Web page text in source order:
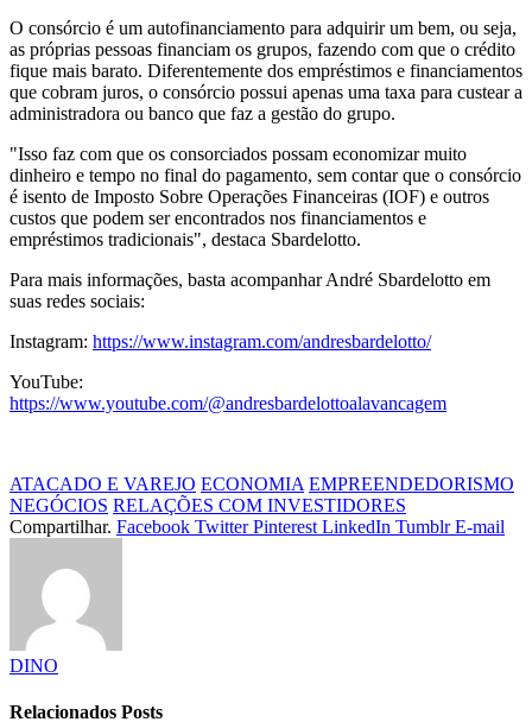
O consórcio é um autofinanciamento para adquirir um bem, ou seja,
as próprias pessoas financiam os grupos, fazendo com que o crédito
fique mais barato. Diferentemente dos empréstimos e financiamentos
que cobram juros, o consórcio possui apenas uma taxa para custear a
administradora ou banco que faz a gestão do grupo.
"Isso faz com que os consorciados possam economizar muito
dinheiro e tempo no final do pagamento, sem contar que o consórcio
é isento de Imposto Sobre Operações Financeiras (IOF) e outros
custos que podem ser encontrados nos financiamentos e
empréstimos tradicionais", destaca Sbardelotto.
Para mais informações, basta acompanhar André Sbardelotto em
suas redes sociais:
Instagram: https://www.instagram.com/andresbardelotto/
YouTube:
https://www.youtube.com/@andresbardelottoalavancagem
ATACADO E VAREJO ECONOMIA EMPREENDEDORISMO
NEGÓCIOS RELAÇÕES COM INVESTIDORES
Compartilhar. Facebook Twitter Pinterest LinkedIn Tumblr E-mail
DINO
Relacionados Posts